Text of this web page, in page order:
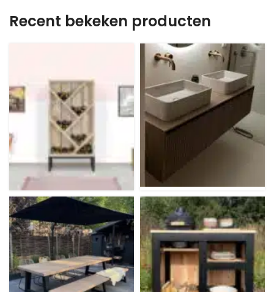
Recent bekeken producten